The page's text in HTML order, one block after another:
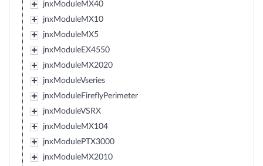
jnxModuleMX40
jnxModuleMX10
jnxModuleMX5
jnxModuleEX4550
jnxModuleMX2020
jnxModuleVseries
jnxModuleFireflyPerimeter
jnxModuleVSRX
jnxModuleMX104
jnxModulePTX3000
jnxModuleMX2010